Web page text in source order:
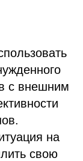
с внешним
на
свою